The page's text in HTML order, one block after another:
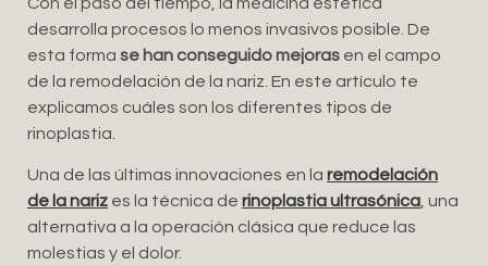
desarrolla procesos lo menos invasivos posible. De
esta forma se han conseguido mejoras en el campo
de la remodelación de la nariz. En este artículo te
explicamos cuáles son los diferentes tipos de
rinoplastia.
Una de las últimas innovaciones en la remodelación
de la nariz es la técnica de rinoplastia ultrasónica , una
alternativa a la operación clásica que reduce las
molestias y el dolor.